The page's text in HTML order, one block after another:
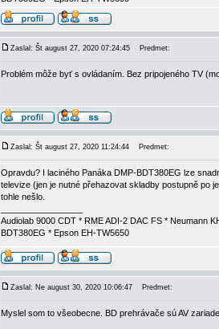
Zaslal: Št august 27, 2020 07:24:45 Predmet:
Problém môže byť s ovládaním. Bez pripojeného TV
Zaslal: Št august 27, 2020 11:24:44 Predmet:
Opravdu? I laciného Panáka DMP-BDT380EG lze
televize (jen je nutné přehazovat skladby postupně po
tohle nešlo.
Audiolab 9000 CDT * RME ADI-2 DAC FS * Neumann
BDT380EG * Epson EH-TW5650
Zaslal: Ne august 30, 2020 10:06:47 Predmet:
Myslel som to všeobecne. BD prehrávače sú AV